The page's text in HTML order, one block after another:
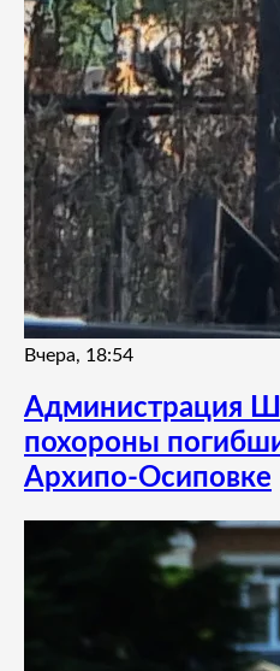
Вчера, 18:54
Администрация
похороны
Архипо-Осиповке